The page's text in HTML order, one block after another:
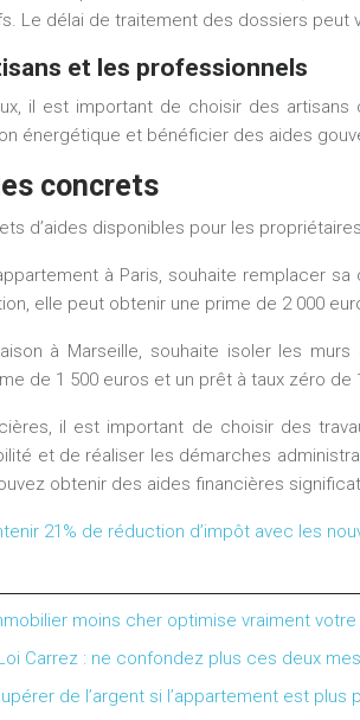
Le délai de traitement des dossiers peut
et les professionnels
il est important de choisir des artisans
énergétique et bénéficier des aides
concrets
d’aides disponibles pour les
à Paris, souhaite remplacer
elle peut obtenir une prime de 2 000
à Marseille, souhaite isoler les
de 1 500 euros et un prêt à taux zéro de
il est important de choisir des
et de réaliser les démarches
obtenir des aides financières
21% de réduction d’impôt avec les
moins cher optimise vraiment
Carrez : ne confondez plus ces deux
de l’argent si l’appartement est plus